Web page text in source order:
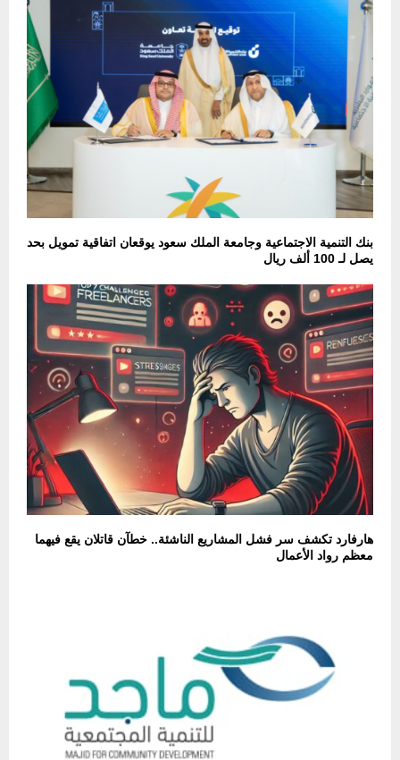
بنك التنمية الاجتماعية وجامعة الملك سعود يوقعان اتفاقية تمويل بحد
يصل لـ 100 ألف ريال
هارفارد تكشف سر فشل المشاريع الناشئة.. خطآن قاتلان يقع فيهما
معظم رواد الأعمال